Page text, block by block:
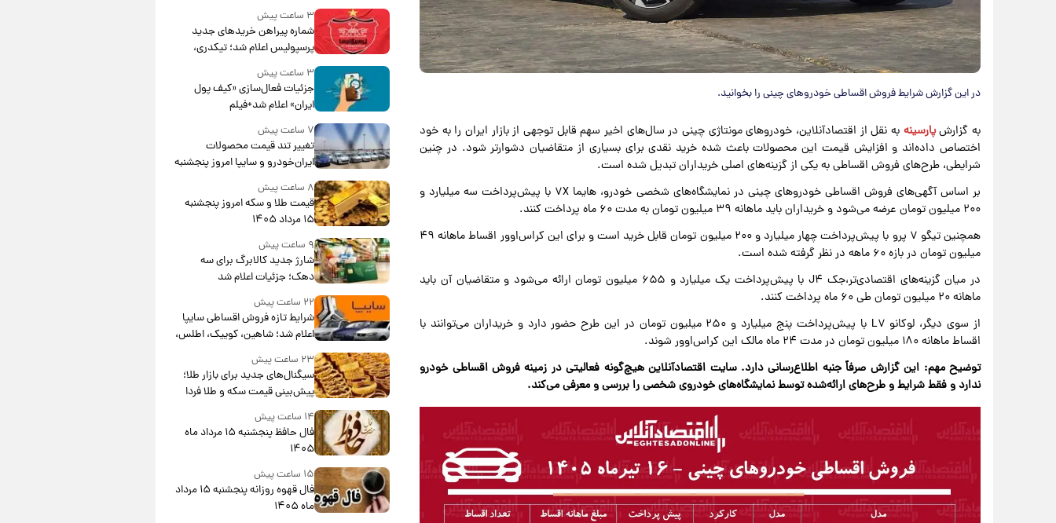
در این گزارش شرایط فروش اقساطی خودروهای چینی را بخوانید.
به گزارش پارسینه به نقل از اقتصادآنلاین، خودروهای مونتاژی چینی در سال‌های اخیر سهم قابل توجهی از بازار ایران را به خود
اختصاص داده‌اند و افزایش قیمت این محصولات باعث شده خرید نقدی برای بسیاری از متقاضیان دشوارتر شود. در چنین
شرایطی، طرح‌های فروش اقساطی به یکی از گزینه‌های اصلی خریداران تبدیل شده است.
بر اساس آگهی‌های فروش اقساطی خودروهای چینی در نمایشگاه‌های شخصی خودرو، هایما ۷X با پیش‌پرداخت سه میلیارد و
۲۰۰ میلیون تومان عرضه می‌شود و خریداران باید ماهانه ۳۹ میلیون تومان به مدت ۶۰ ماه پرداخت کنند.
همچنین تیگو ۷ پرو با پیش‌پرداخت چهار میلیارد و ۲۰۰ میلیون تومان قابل خرید است و برای این کراس‌اوور اقساط ماهانه ۴۹
میلیون تومان در بازه ۶۰ ماهه در نظر گرفته شده است.
در میان گزینه‌های اقتصادی‌تر،جک J۴ با پیش‌پرداخت یک میلیارد و ۶۵۵ میلیون تومان ارائه می‌شود و متقاضیان آن باید
ماهانه ۲۰ میلیون تومان طی ۶۰ ماه پرداخت کنند.
از سوی دیگر، لوکانو L۷ با پیش‌پرداخت پنج میلیارد و ۲۵۰ میلیون تومان در این طرح حضور دارد و خریداران می‌توانند با
اقساط ماهانه ۱۸۰ میلیون تومان در مدت ۲۴ ماه مالک این کراس‌اوور شوند.
توضیح مهم: این گزارش صرفاً جنبه اطلاع‌رسانی دارد. سایت اقتصادآنلاین هیچ‌گونه فعالیتی در زمینه فروش اقساطی خودرو
ندارد و فقط شرایط و طرح‌های ارائه‌شده توسط نمایشگاه‌های خودروی شخصی را بررسی و معرفی می‌کند.
۳ ساعت پیش
شماره پیراهن خریدهای جدید
پرسپولیس اعلام شد؛ تیکدری،
۳ ساعت پیش
جزئیات فعال‌سازی «کیف پول
ایران» اعلام شد+فیلم
۷ ساعت پیش
تغییر تند قیمت محصولات
ایران‌خودرو و سایپا امروز پنجشنبه
۸ ساعت پیش
قیمت طلا و سکه امروز پنجشنبه
۱۵ مرداد ۱۴۰۵
۹ ساعت پیش
شارژ جدید کالابرگ برای سه
دهک؛ جزئیات اعلام شد
۲۲ ساعت پیش
شرایط تازه فروش اقساطی سایپا
اعلام شد؛ شاهین، کوییک، اطلس،
جدول۲۳ ساعت پیش
سیگنال‌های جدید برای بازار طلا؛
پیش‌بینی قیمت سکه و طلا فردا
۱۴ ساعت پیش
فال حافظ پنجشنبه ۱۵ مرداد ماه
۱۴۰۵
۱۵ ساعت پیش
فال قهوه روزانه پنجشنبه ۱۵ مرداد
ماه ۱۴۰۵